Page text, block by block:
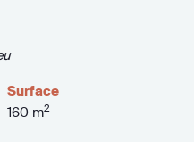
Surface
160 m2